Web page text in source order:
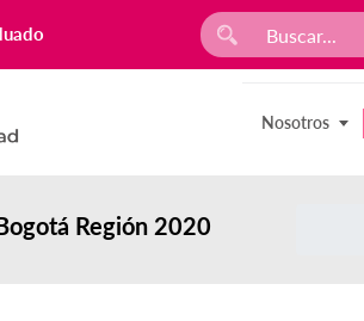
Nosotros
Región 2020